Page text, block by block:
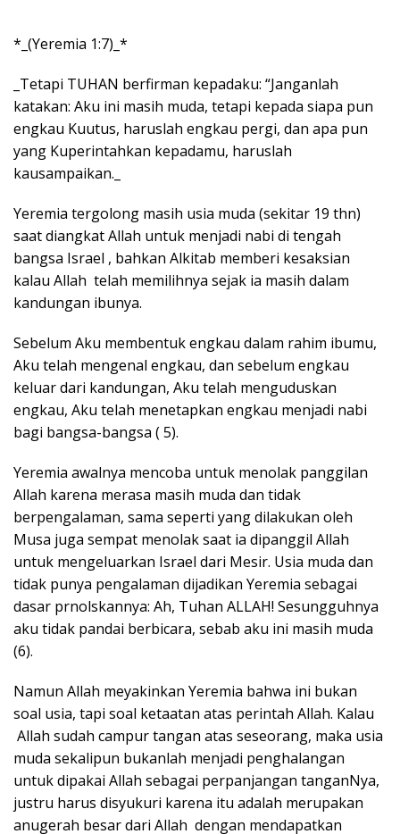
*_(Yeremia 1:7)_*
_Tetapi TUHAN berfirman kepadaku: “Janganlah
katakan: Aku ini masih muda, tetapi kepada siapa pun
engkau Kuutus, haruslah engkau pergi, dan apa pun
yang Kuperintahkan kepadamu, haruslah
kausampaikan._
Yeremia tergolong masih usia muda (sekitar 19 thn)
saat diangkat Allah untuk menjadi nabi di tengah
bangsa Israel , bahkan Alkitab memberi kesaksian
kalau Allah telah memilihnya sejak ia masih dalam
kandungan ibunya.
Sebelum Aku membentuk engkau dalam rahim ibumu,
Aku telah mengenal engkau, dan sebelum engkau
keluar dari kandungan, Aku telah menguduskan
engkau, Aku telah menetapkan engkau menjadi nabi
bagi bangsa-bangsa ( 5).
Yeremia awalnya mencoba untuk menolak panggilan
Allah karena merasa masih muda dan tidak
berpengalaman, sama seperti yang dilakukan oleh
Musa juga sempat menolak saat ia dipanggil Allah
untuk mengeluarkan Israel dari Mesir. Usia muda dan
tidak punya pengalaman dijadikan Yeremia sebagai
dasar prnolskannya: Ah, Tuhan ALLAH! Sesungguhnya
aku tidak pandai berbicara, sebab aku ini masih muda
(6).
Namun Allah meyakinkan Yeremia bahwa ini bukan
soal usia, tapi soal ketaatan atas perintah Allah. Kalau
Allah sudah campur tangan atas seseorang, maka usia
muda sekalipun bukanlah menjadi penghalangan
untuk dipakai Allah sebagai perpanjangan tanganNya,
justru harus disyukuri karena itu adalah merupakan
anugerah besar dari Allah dengan mendapatkan